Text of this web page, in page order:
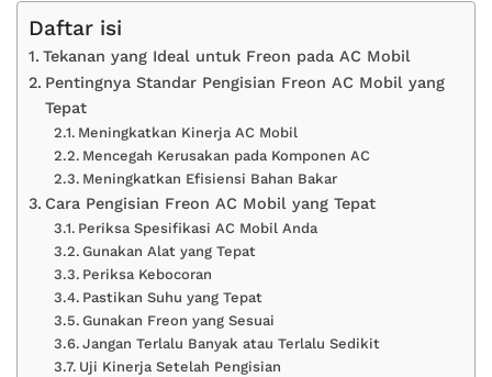
Daftar isi
Tekanan yang Ideal untuk Freon pada AC Mobil
Pentingnya Standar Pengisian Freon AC Mobil yang
Tepat
Meningkatkan Kinerja AC Mobil
Mencegah Kerusakan pada Komponen AC
Meningkatkan Efisiensi Bahan Bakar
Cara Pengisian Freon AC Mobil yang Tepat
Periksa Spesifikasi AC Mobil Anda
Gunakan Alat yang Tepat
Periksa Kebocoran
Pastikan Suhu yang Tepat
Gunakan Freon yang Sesuai
Jangan Terlalu Banyak atau Terlalu Sedikit
Uji Kinerja Setelah Pengisian